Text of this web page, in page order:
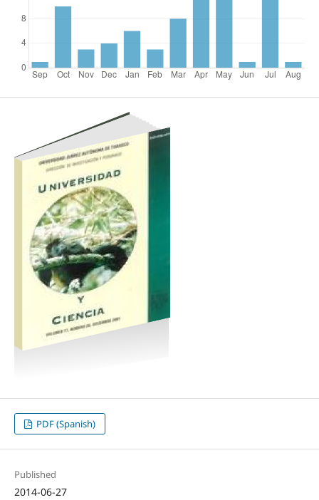
PDF (Spanish)
Published
2014-06-27